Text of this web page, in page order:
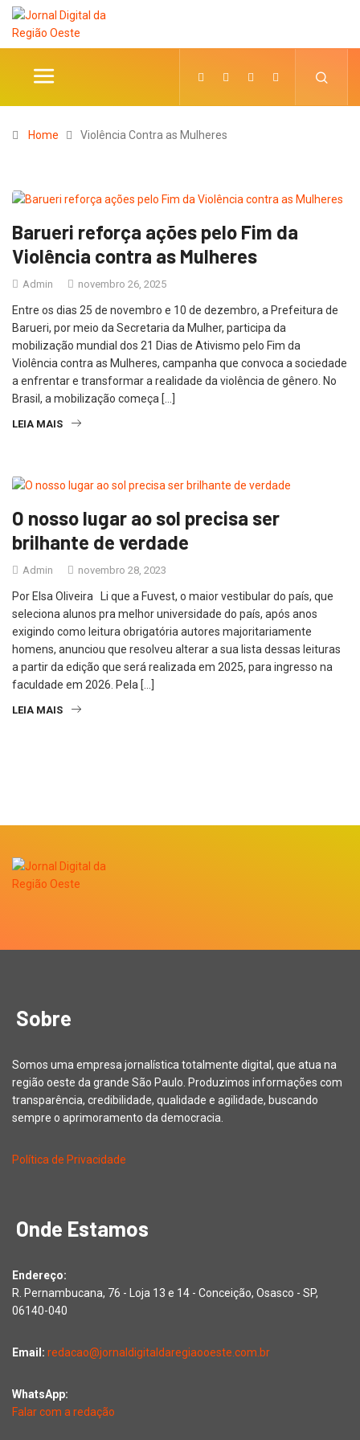
Home Violência Contra as Mulheres
Barueri reforça ações pelo Fim da
Violência contra as Mulheres
Admin novembro 26, 2025
Entre os dias 25 de novembro e 10 de dezembro, a Prefeitura de
Barueri, por meio da Secretaria da Mulher, participa da
mobilização mundial dos 21 Dias de Ativismo pelo Fim da
Violência contra as Mulheres, campanha que convoca a sociedade
a enfrentar e transformar a realidade da violência de gênero. No
Brasil, a mobilização começa […]
LEIA MAIS
O nosso lugar ao sol precisa ser
brilhante de verdade
Admin novembro 28, 2023
Por Elsa Oliveira Li que a Fuvest, o maior vestibular do país, que
seleciona alunos pra melhor universidade do país, após anos
exigindo como leitura obrigatória autores majoritariamente
homens, anunciou que resolveu alterar a sua lista dessas leituras
a partir da edição que será realizada em 2025, para ingresso na
faculdade em 2026. Pela […]
LEIA MAIS
Sobre
Somos uma empresa jornalística totalmente digital, que atua na
região oeste da grande São Paulo. Produzimos informações com
transparência, credibilidade, qualidade e agilidade, buscando
sempre o aprimoramento da democracia.
Política de Privacidade
Onde Estamos
Endereço:
R. Pernambucana, 76 - Loja 13 e 14 - Conceição, Osasco - SP,
06140-040
Email: redacao@jornaldigitaldaregiaooeste.com.br
WhatsApp:
Falar com a redação